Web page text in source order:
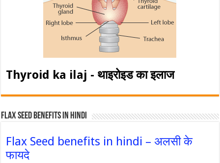
Thyroid ka ilaj - थाइरोइड का इलाज
Flax Seed Benefits in hindi
Flax Seed benefits in hindi – अलसी के
फायदे